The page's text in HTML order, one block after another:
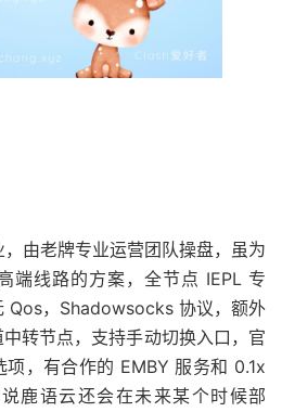
由老牌专业运营团队操盘，虽为
端线路的方案，全节点 IEPL 专
Qos，Shadowsocks 协议，额外
转节点，支持手动切换入口，官
，有合作的 EMBY 服务和 0.1x
鹿语云还会在未来某个时候部